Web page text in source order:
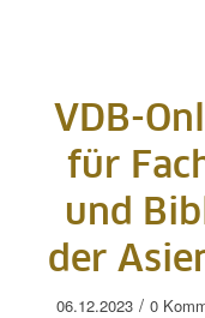
VDB-
für
und
der
06.12.2023 / 0